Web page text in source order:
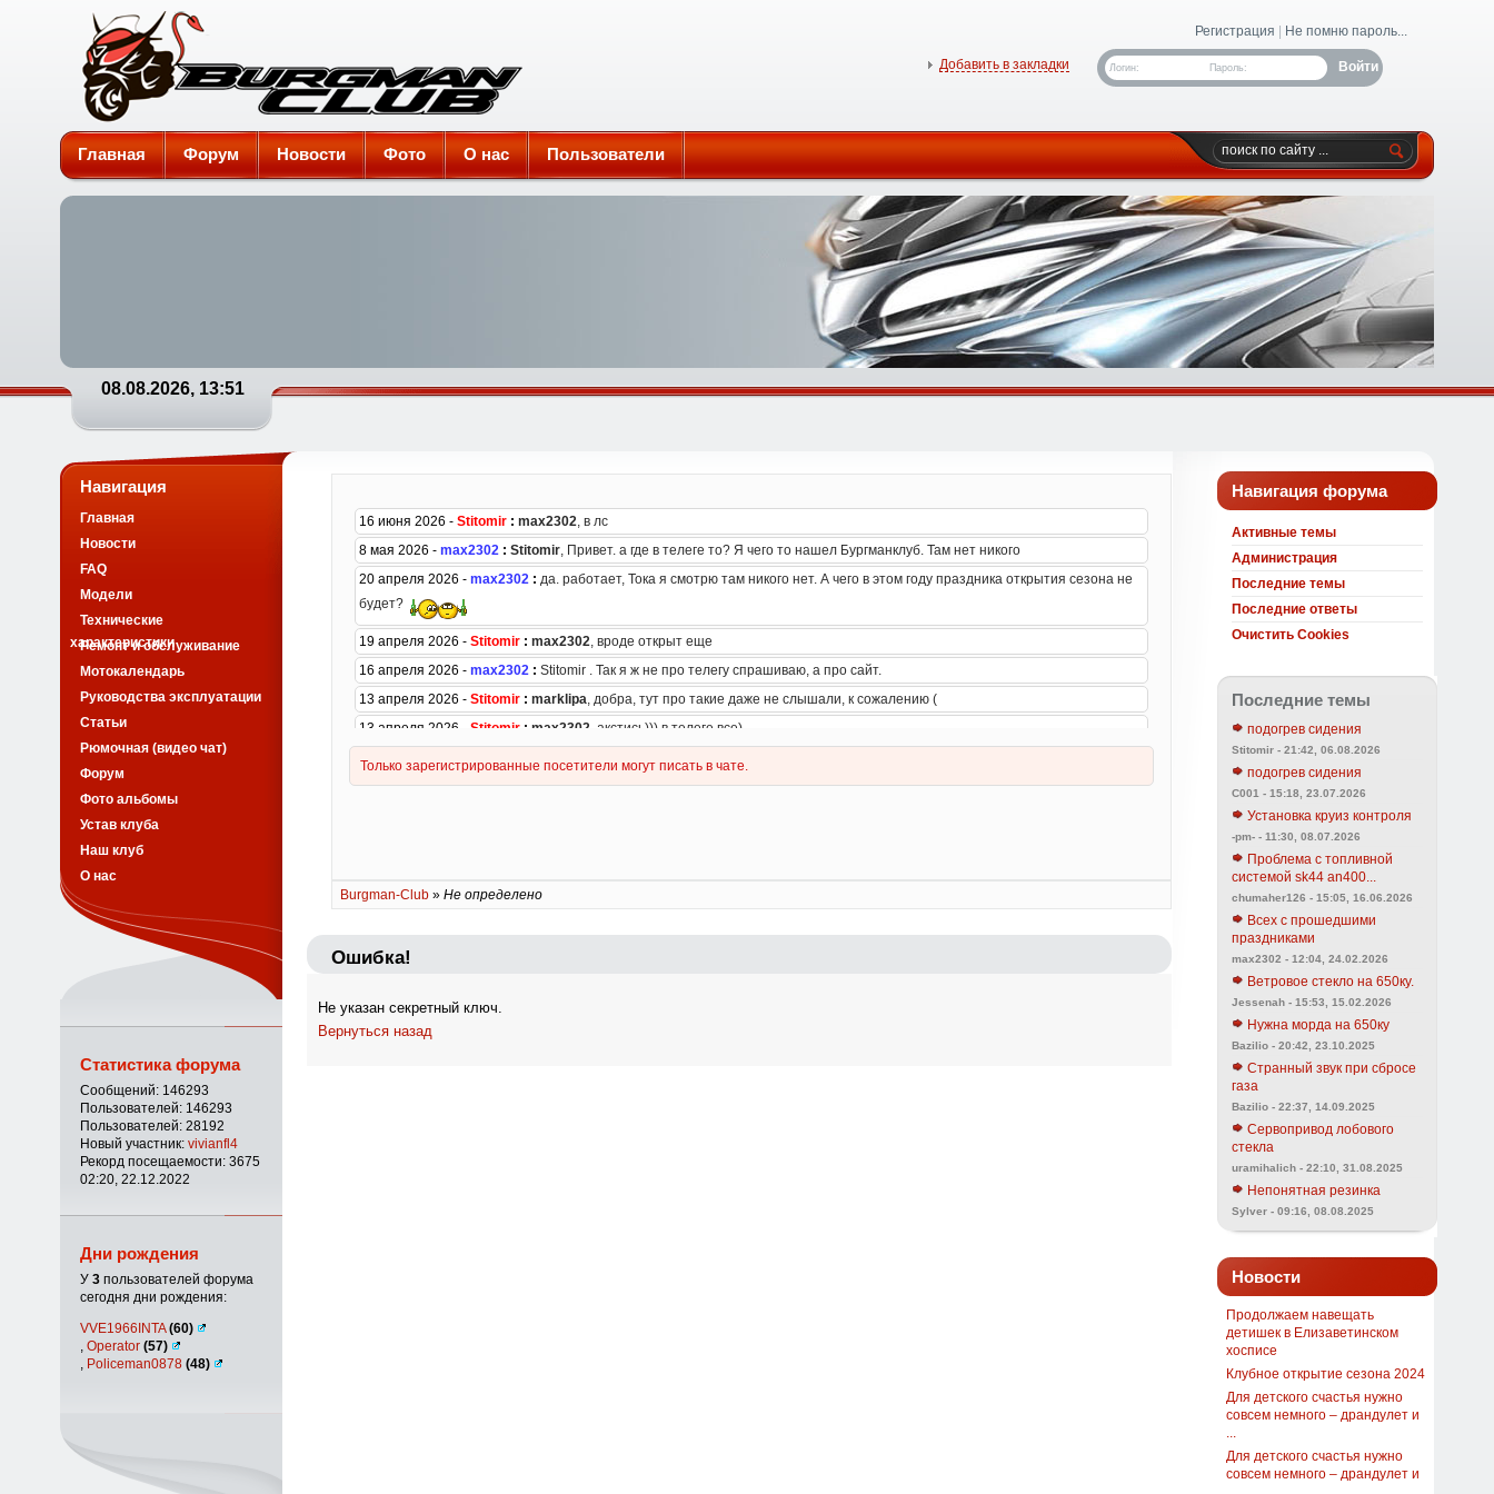
Burgman-Club
Регистрация Не помню пароль...
Логин: Пароль:
Добавить в закладки
Главная Форум Новости Фото О нас Пользователи
08.08.2026, 13:51
Burgman-Club» Не определено
Ошибка!
Не указан секретный ключ.
Вернуться назад
Навигация форума
Активные темы
Администрация
Последние темы
Последние ответы
Очистить Cookies
Последние темы
подогрев сидения
Stitomir - 21:42, 06.08.2026
подогрев сидения
C001 - 15:18, 23.07.2026
Установка круиз контроля
-pm- - 11:30, 08.07.2026
Проблема с топливной
системой sk44 an400...
chumaher126 - 15:05, 16.06.2026
Всех с прошедшими
праздниками
max2302 - 12:04, 24.02.2026
Ветровое стекло на 650ку.
Jessenah - 15:53, 15.02.2026
Нужна морда на 650ку
Bazilio - 20:42, 23.10.2025
Странный звук при сбросе
газа
Bazilio - 22:37, 14.09.2025
Сервопривод лобового
стекла
uramihalich - 22:10, 31.08.2025
Непонятная резинка
Sylver - 09:16, 08.08.2025
Новости
Продолжаем навещать
детишек в Елизаветинском
хосписе
Клубное открытие сезона 2024
Для детского счастья нужно
совсем немного – драндулет и
Для детского счастья нужно
совсем немного – драндулет и
Навигация
Главная
Новости
FAQ
Модели
Технические
характеристики
Ремонт и обслуживание
Мотокалендарь
Руководства эксплуатации
Статьи
Рюмочная (видео чат)
Форум
Фото альбомы
Устав клуба
Наш клуб
О нас
Статистика форума
Сообщений: 146293
Пользователей: 146293
Пользователей: 28192
Новый участник: vivianfl4
Рекорд посещаемости: 3675
02:20, 22.12.2022
Дни рождения
У 3пользователей форума
сегодня дни рождения:
VVE1966INTA(60)
Operator (57)
Policeman0878 (48)